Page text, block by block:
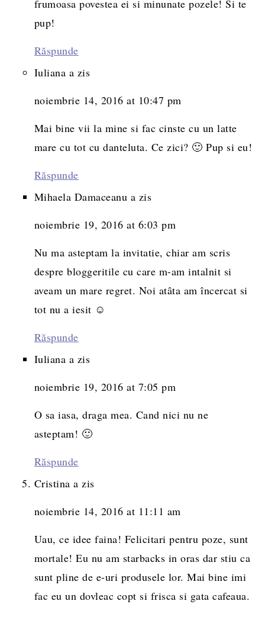
frumoasa povestea ei si minunate pozele! Si te
pup!
Răspunde
Iuliana a zis
noiembrie 14, 2016 at 10:47 pm
Mai bine vii la mine si fac cinste cu un latte
mare cu tot cu danteluta. Ce zici? 🙂 Pup si eu!
Răspunde
Mihaela Damaceanu a zis
noiembrie 19, 2016 at 6:03 pm
Nu ma asteptam la invitatie, chiar am scris
despre bloggeritile cu care m-am intalnit si
aveam un mare regret. Noi atâta am încercat si
tot nu a iesit ☺
Răspunde
Iuliana a zis
noiembrie 19, 2016 at 7:05 pm
O sa iasa, draga mea. Cand nici nu ne
asteptam! 🙂
Răspunde
Cristina a zis
noiembrie 14, 2016 at 11:11 am
Uau, ce idee faina! Felicitari pentru poze, sunt
mortale! Eu nu am starbacks in oras dar stiu ca
sunt pline de e-uri produsele lor. Mai bine imi
fac eu un dovleac copt si frisca si gata cafeaua.